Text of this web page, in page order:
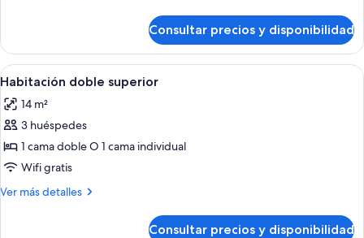
doble
Consultar precios y disponibilidad
Abrir
todas
las
fotos
de
Habitación
doble
Un dormitorio con pared de piedra,
9
Habitación doble superior
14 m²
3 huéspedes
1 cama doble O 1 cama individual
Wifi gratis
Ver más detalles
Más
Consultar precios y disponibilidad